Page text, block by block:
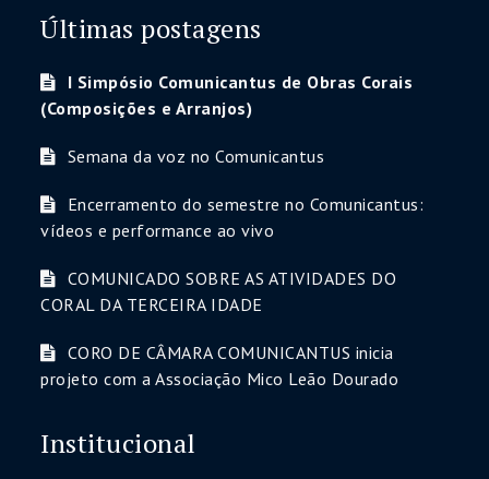
Últimas postagens
I Simpósio Comunicantus de Obras Corais
(Composições e Arranjos)
Semana da voz no Comunicantus
Encerramento do semestre no Comunicantus:
vídeos e performance ao vivo
COMUNICADO SOBRE AS ATIVIDADES DO
CORAL DA TERCEIRA IDADE
CORO DE CÂMARA COMUNICANTUS inicia
projeto com a Associação Mico Leão Dourado
Institucional